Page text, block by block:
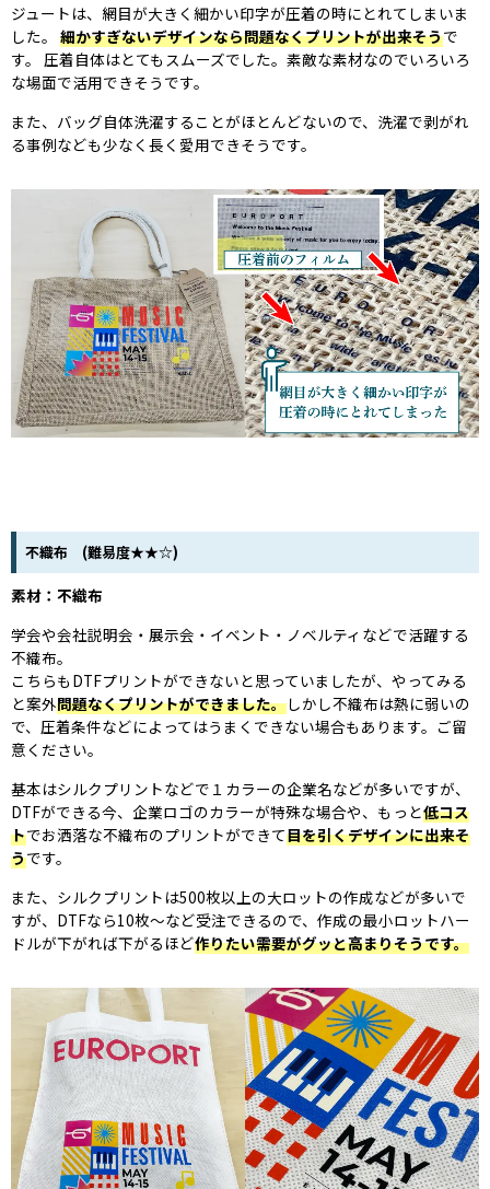
ジュートは、網目が大きく細かい印字が圧着の時にとれてしまいま
した。 細かすぎないデザインなら問題なくプリントが出来そうで
す。 圧着自体はとてもスムーズでした。素敵な素材なのでいろいろ
な場面で活用できそうです。
また、バッグ自体洗濯することがほとんどないので、洗濯で剥がれ
る事例なども少なく長く愛用できそうです。
不織布 (難易度★★☆)
素材：不織布
学会や会社説明会・展示会・イベント・ノベルティなどで活躍する
不織布。
こちらもDTFプリントができないと思っていましたが、やってみる
と案外問題なくプリントができました。しかし不織布は熱に弱いの
で、圧着条件などによってはうまくできない場合もあります。ご留
意ください。
基本はシルクプリントなどで１カラーの企業名などが多いですが、
DTFができる今、企業ロゴのカラーが特殊な場合や、もっと低コス
トでお洒落な不織布のプリントができて目を引くデザインに出来そ
うです。
また、シルクプリントは500枚以上の大ロットの作成などが多いで
すが、DTFなら10枚～など受注できるので、作成の最小ロットハー
ドルが下がれば下がるほど作りたい需要がグッと高まりそうです。